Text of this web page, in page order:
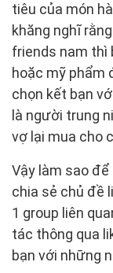
tiêu của món
khăng nghĩ
friends nam thì
hoặc mỹ phẩm
chọn kết bạn
là người trung
vợ lại mua cho
Vậy làm sao
chia sẻ chủ đề
1 group liên
tác thông qua
bạn với những